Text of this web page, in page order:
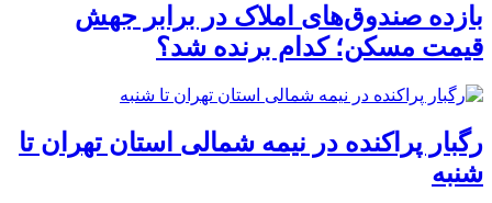
بازده صندوق‌های املاک در برابر جهش
قیمت مسکن؛ کدام برنده شد؟
رگبار پراکنده در نیمه شمالی استان تهران تا
شنبه